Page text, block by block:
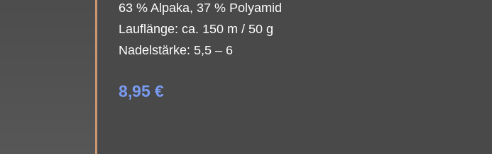
63 % Alpaka, 37 % Polyamid
Lauflänge: ca. 150 m / 50 g
Nadelstärke: 5,5 – 6
8,95€